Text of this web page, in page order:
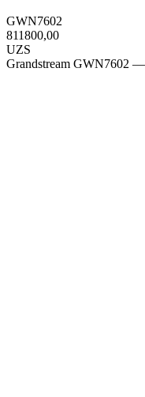
GWN7602
811800,00
UZS
Grandstream GWN7602